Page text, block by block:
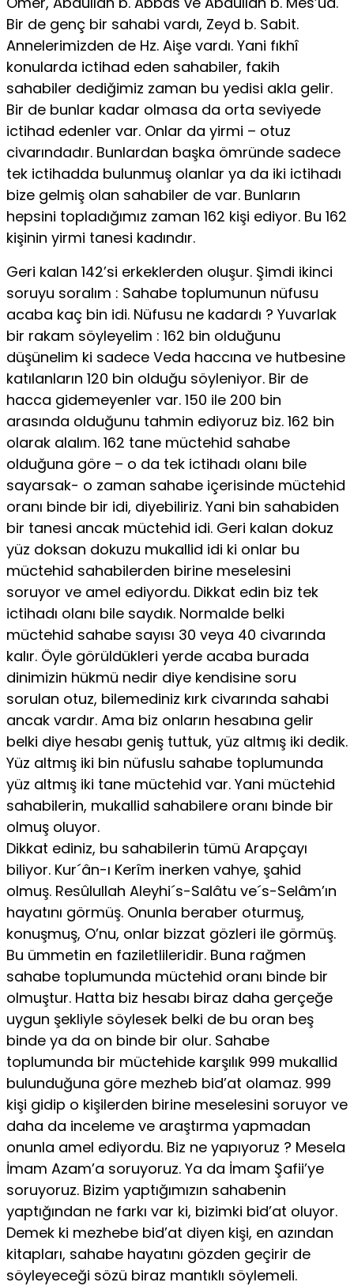
Bir de genç bir sahabi vardı, Zeyd b. Sabit.
Annelerimizden de Hz. Aişe vardı. Yani fıkhî
konularda ictihad eden sahabiler, fakih
sahabiler dediğimiz zaman bu yedisi akla gelir.
Bir de bunlar kadar olmasa da orta seviyede
ictihad edenler var. Onlar da yirmi – otuz
civarındadır. Bunlardan başka ömründe sadece
tek ictihadda bulunmuş olanlar ya da iki ictihadı
bize gelmiş olan sahabiler de var. Bunların
hepsini topladığımız zaman 162 kişi ediyor. Bu 162
kişinin yirmi tanesi kadındır.
Geri kalan 142’si erkeklerden oluşur. Şimdi ikinci
soruyu soralım : Sahabe toplumunun nüfusu
acaba kaç bin idi. Nüfusu ne kadardı ? Yuvarlak
bir rakam söyleyelim : 162 bin olduğunu
düşünelim ki sadece Veda haccına ve hutbesine
katılanların 120 bin olduğu söyleniyor. Bir de
hacca gidemeyenler var. 150 ile 200 bin
arasında olduğunu tahmin ediyoruz biz. 162 bin
olarak alalım. 162 tane müctehid sahabe
olduğuna göre – o da tek ictihadı olanı bile
sayarsak- o zaman sahabe içerisinde müctehid
oranı binde bir idi, diyebiliriz. Yani bin sahabiden
bir tanesi ancak müctehid idi. Geri kalan dokuz
yüz doksan dokuzu mukallid idi ki onlar bu
müctehid sahabilerden birine meselesini
soruyor ve amel ediyordu. Dikkat edin biz tek
ictihadı olanı bile saydık. Normalde belki
müctehid sahabe sayısı 30 veya 40 civarında
kalır. Öyle görüldükleri yerde acaba burada
dinimizin hükmü nedir diye kendisine soru
sorulan otuz, bilemediniz kırk civarında sahabi
ancak vardır. Ama biz onların hesabına gelir
belki diye hesabı geniş tuttuk, yüz altmış iki dedik.
Yüz altmış iki bin nüfuslu sahabe toplumunda
yüz altmış iki tane müctehid var. Yani müctehid
sahabilerin, mukallid sahabilere oranı binde bir
olmuş oluyor.
Dikkat ediniz, bu sahabilerin tümü Arapçayı
biliyor. Kur´ân-ı Kerîm inerken vahye, şahid
olmuş. Resûlullah Aleyhi´s-Salâtu ve´s-Selâm’ın
hayatını görmüş. Onunla beraber oturmuş,
konuşmuş, O’nu, onlar bizzat gözleri ile görmüş.
Bu ümmetin en faziletlileridir. Buna rağmen
sahabe toplumunda müctehid oranı binde bir
olmuştur. Hatta biz hesabı biraz daha gerçeğe
uygun şekliyle söylesek belki de bu oran beş
binde ya da on binde bir olur. Sahabe
toplumunda bir müctehide karşılık 999 mukallid
bulunduğuna göre mezheb bid’at olamaz. 999
kişi gidip o kişilerden birine meselesini soruyor ve
daha da inceleme ve araştırma yapmadan
onunla amel ediyordu. Biz ne yapıyoruz ? Mesela
İmam Azam’a soruyoruz. Ya da İmam Şafii’ye
soruyoruz. Bizim yaptığımızın sahabenin
yaptığından ne farkı var ki, bizimki bid’at oluyor.
Demek ki mezhebe bid’at diyen kişi, en azından
kitapları, sahabe hayatını gözden geçirir de
söyleyeceği sözü biraz mantıklı söylemeli.